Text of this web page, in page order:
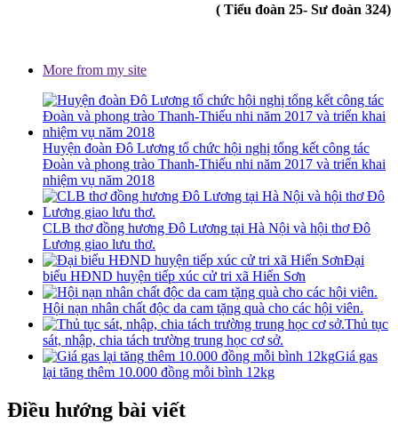
( Tiểu đoàn 25- Sư đoàn 324)
More from my site
Huyện đoàn Đô Lương tổ chức hội nghị tổng kết công tác
Đoàn và phong trào Thanh-Thiếu nhi năm 2017 và triển khai
nhiệm vụ năm 2018
CLB thơ đồng hương Đô Lương tại Hà Nội và hội thơ Đô
Lương giao lưu thơ.
Đại
biểu HĐND huyện tiếp xúc cử tri xã Hiến Sơn
Hội nạn nhân chất độc da cam tặng quà cho các hội viên.
Thủ tục
sát, nhập, chia tách trường trung học cơ sở.
Giá gas
lại tăng thêm 10.000 đồng mỗi bình 12kg
Điều hướng bài viết